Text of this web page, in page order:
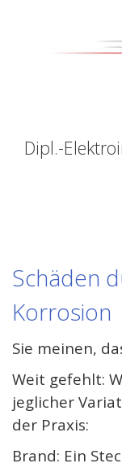
Dipl.-
Schäden
Korrosion
Sie meinen,
Weit gefehlt:
jeglicher
der Praxis:
Brand: Ein